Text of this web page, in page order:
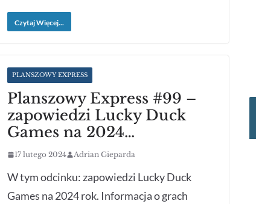
Czytaj Więcej...
PLANSZOWY EXPRESS
Planszowy Express #99 –
zapowiedzi Lucky Duck
Games na 2024…
17 lutego 2024 Adrian Gieparda
W tym odcinku: zapowiedzi Lucky Duck
Games na 2024 rok. Informacja o grach